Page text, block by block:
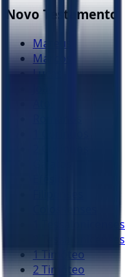
Novo Testamento
Mateus
Marcos
Lucas
1 Tessalonicenses
2 Tessalonicenses
1 Timóteo
2 Timóteo